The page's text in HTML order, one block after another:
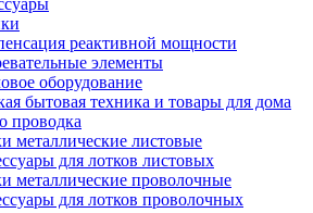
реактивной мощности
элементы
оборудование
бытовая техника и товары для дома
проводка
металлические листовые
для лотков листовых
металлические проволочные
для лотков проволочных